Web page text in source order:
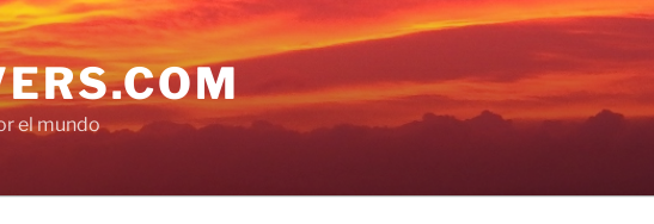
el mundo